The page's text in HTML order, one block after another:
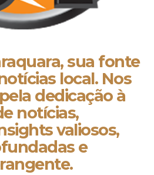
sua fonte
local. Nos
dedicação à
notícias,
valiosos,
e